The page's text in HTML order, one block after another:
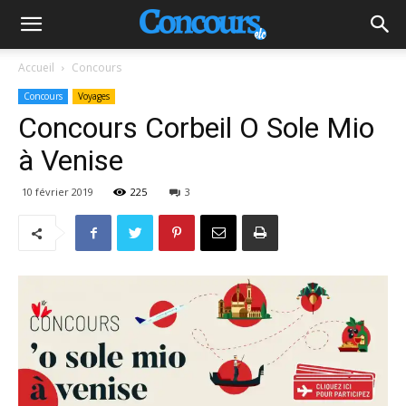
Accueil Concours
Concours Voyages
Concours Corbeil O Sole Mio
à Venise
10 février 2019 225 3